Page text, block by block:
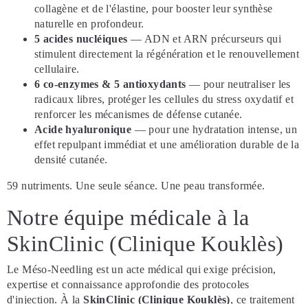
collagène et de l'élastine, pour booster leur synthèse
naturelle en profondeur.
5 acides nucléiques — ADN et ARN précurseurs qui
stimulent directement la régénération et le renouvellement
cellulaire.
6 co-enzymes & 5 antioxydants — pour neutraliser les
radicaux libres, protéger les cellules du stress oxydatif et
renforcer les mécanismes de défense cutanée.
Acide hyaluronique — pour une hydratation intense, un
effet repulpant immédiat et une amélioration durable de la
densité cutanée.
59 nutriments. Une seule séance. Une peau transformée.
Notre équipe médicale à la
SkinClinic (Clinique Kouklès)
Le Méso-Needling est un acte médical qui exige précision,
expertise et connaissance approfondie des protocoles
d'injection. À laSkinClinic (Clinique Kouklès), ce traitement